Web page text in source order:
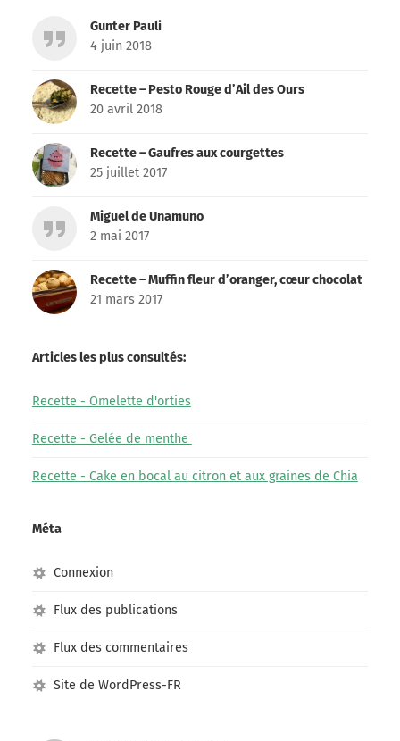
Gunter Pauli
4 juin 2018
Recette – Pesto Rouge d’Ail des Ours
20 avril 2018
Recette – Gaufres aux courgettes
25 juillet 2017
Miguel de Unamuno
2 mai 2017
Recette – Muffin fleur d’oranger, cœur chocolat
21 mars 2017
Articles les plus consultés:
Recette - Omelette d'orties
Recette - Gelée de menthe
Recette - Cake en bocal au citron et aux graines de Chia
Méta
Connexion
Flux des publications
Flux des commentaires
Site de WordPress-FR